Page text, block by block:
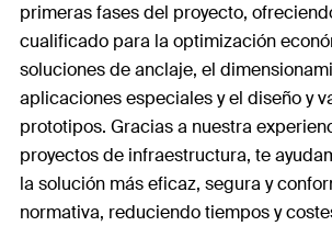
primeras fases del proyecto,
cualificado para la optimización
soluciones de anclaje, el
aplicaciones especiales y el diseño y
prototipos. Gracias a nuestra
proyectos de infraestructura, te
la solución más eficaz, segura y
normativa, reduciendo tiempos y